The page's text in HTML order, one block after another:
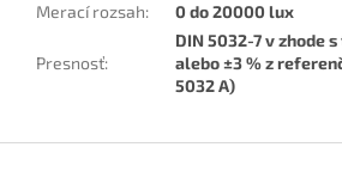
Merací rozsah: 0 do 20000 lux
Presnosť:
DIN 5032-7 v zhode
alebo ±3 % z
5032 A)